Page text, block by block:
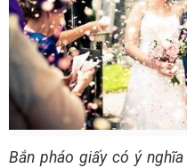
Bắn pháo giấy có ý